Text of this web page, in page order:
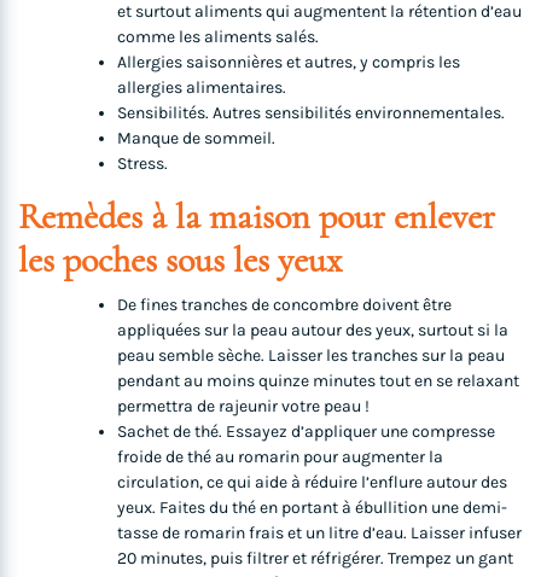
et surtout aliments qui augmentent la rétention d’eau
comme les aliments salés.
Allergies saisonnières et autres, y compris les
allergies alimentaires.
Sensibilités. Autres sensibilités environnementales.
Manque de sommeil.
Stress.
Remèdes à la maison pour enlever
les poches sous les yeux
De fines tranches de concombre doivent être
appliquées sur la peau autour des yeux, surtout si la
peau semble sèche. Laisser les tranches sur la peau
pendant au moins quinze minutes tout en se relaxant
permettra de rajeunir votre peau !
Sachet de thé. Essayez d’appliquer une compresse
froide de thé au romarin pour augmenter la
circulation, ce qui aide à réduire l’enflure autour des
yeux. Faites du thé en portant à ébullition une demi-
tasse de romarin frais et un litre d’eau. Laisser infuser
20 minutes, puis filtrer et réfrigérer. Trempez un gant